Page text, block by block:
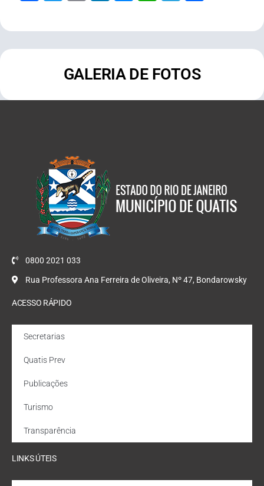
GALERIA DE FOTOS
0800 2021 033
Rua Professora Ana Ferreira de Oliveira, Nº 47, Bondarowsky
ACESSO RÁPIDO
Secretarias
Quatis Prev
Publicações
Turismo
Transparência
LINKS ÚTEIS